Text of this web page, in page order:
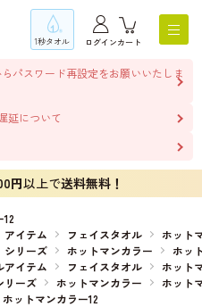
1秒タオル ログインカート
パスワード再設定をお願いいたしま
延について
円以上で送料無料！
イテム フェイスタオル
ホット
リーズ ホットマンカラー
ホッ
アイテム フェイスタオル
ホット
リーズ ホットマンカラー
ホット
ホットマンカラー12